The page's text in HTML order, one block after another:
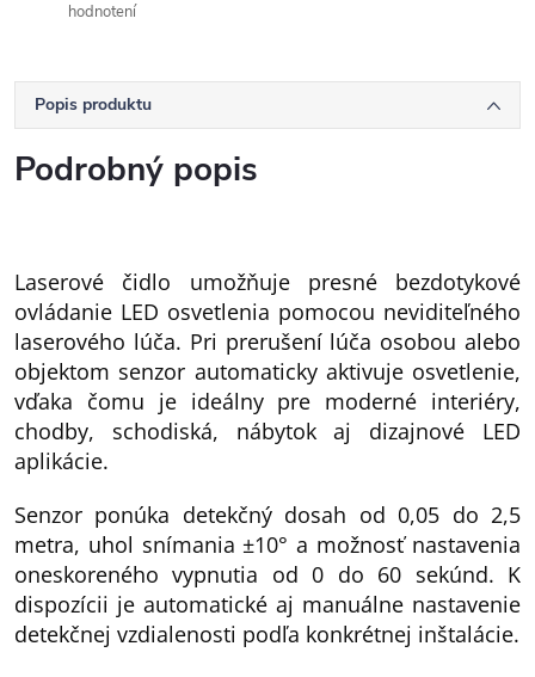
hodnotení
Popis produktu
Podrobný popis
Laserové čidlo umožňuje presné bezdotykové
ovládanie LED osvetlenia pomocou neviditeľného
laserového lúča. Pri prerušení lúča osobou alebo
objektom senzor automaticky aktivuje osvetlenie,
vďaka čomu je ideálny pre moderné interiéry,
chodby, schodiská, nábytok aj dizajnové LED
aplikácie.
Senzor ponúka detekčný dosah od 0,05 do 2,5
metra, uhol snímania ±10° a možnosť nastavenia
oneskoreného vypnutia od 0 do 60 sekúnd. K
dispozícii je automatické aj manuálne nastavenie
detekčnej vzdialenosti podľa konkrétnej inštalácie.